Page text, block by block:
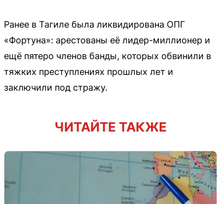
Ранее в Тагиле была ликвидирована ОПГ
«Фортуна»: арестованы её лидер-миллионер и
ещё пятеро членов банды, которых обвинили в
тяжких преступлениях прошлых лет и
заключили под стражу.
ЧИТАЙТЕ ТАКЖЕ